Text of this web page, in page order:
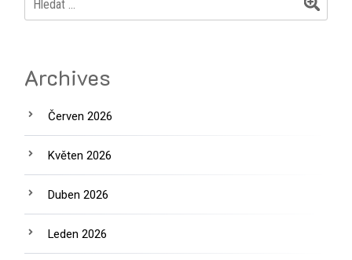
Archives
Červen 2026
Květen 2026
Duben 2026
Leden 2026